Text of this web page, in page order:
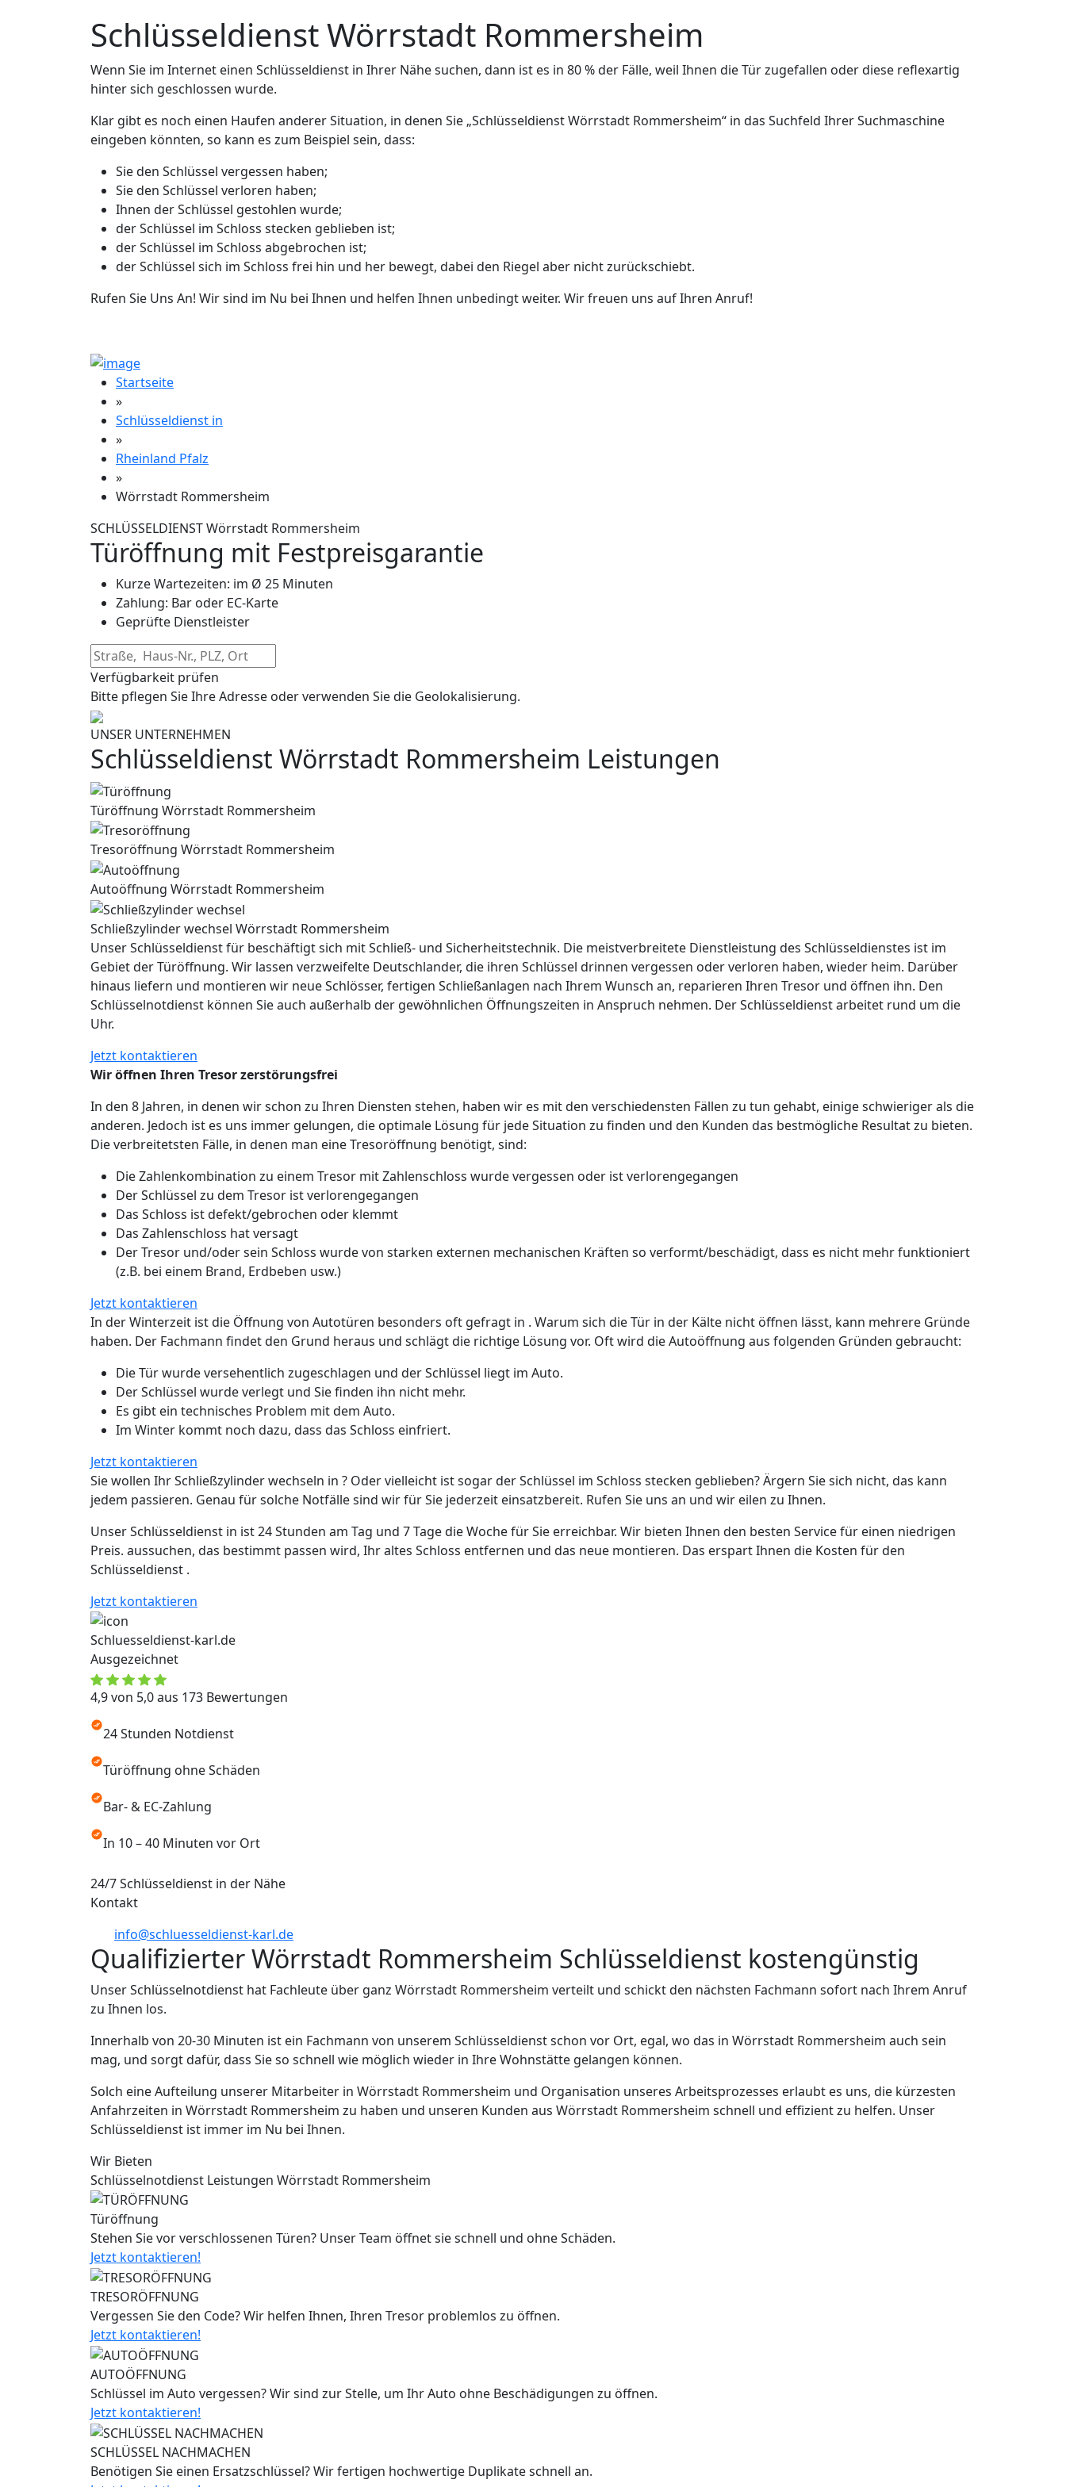
Schlüsseldienst Wörrstadt Rommersheim
Wenn Sie im Internet einen Schlüsseldienst in Ihrer Nähe suchen, dann ist es in 80 % der Fälle, weil Ihnen die Tür zugefallen oder diese reflexartig
hinter sich geschlossen wurde.
Klar gibt es noch einen Haufen anderer Situation, in denen Sie „Schlüsseldienst Wörrstadt Rommersheim“ in das Suchfeld Ihrer Suchmaschine
eingeben könnten, so kann es zum Beispiel sein, dass:
Sie den Schlüssel vergessen haben;
Sie den Schlüssel verloren haben;
Ihnen der Schlüssel gestohlen wurde;
der Schlüssel im Schloss stecken geblieben ist;
der Schlüssel im Schloss abgebrochen ist;
der Schlüssel sich im Schloss frei hin und her bewegt, dabei den Riegel aber nicht zurückschiebt.
Rufen Sie Uns An! Wir sind im Nu bei Ihnen und helfen Ihnen unbedingt weiter. Wir freuen uns auf Ihren Anruf!
Startseite
»
Schlüsseldienst in
»
Rheinland Pfalz
»
Wörrstadt Rommersheim
SCHLÜSSELDIENST Wörrstadt Rommersheim
Türöffnung mit Festpreisgarantie
Kurze Wartezeiten: im Ø 25 Minuten
Zahlung: Bar oder EC-Karte
Geprüfte Dienstleister
Verfügbarkeit prüfen
Bitte pflegen Sie Ihre Adresse oder verwenden Sie die Geolokalisierung.
UNSER UNTERNEHMEN
Schlüsseldienst Wörrstadt Rommersheim Leistungen
Türöffnung Wörrstadt Rommersheim
Tresoröffnung Wörrstadt Rommersheim
Autoöffnung Wörrstadt Rommersheim
Schließzylinder wechsel Wörrstadt Rommersheim
Unser Schlüsseldienst für beschäftigt sich mit Schließ- und Sicherheitstechnik. Die meistverbreitete Dienstleistung des Schlüsseldienstes ist im
Gebiet der Türöffnung. Wir lassen verzweifelte Deutschlander, die ihren Schlüssel drinnen vergessen oder verloren haben, wieder heim. Darüber
hinaus liefern und montieren wir neue Schlösser, fertigen Schließanlagen nach Ihrem Wunsch an, reparieren Ihren Tresor und öffnen ihn. Den
Schlüsselnotdienst können Sie auch außerhalb der gewöhnlichen Öffnungszeiten in Anspruch nehmen. Der Schlüsseldienst arbeitet rund um die
Uhr.
Jetzt kontaktieren
Wir öffnen Ihren Tresor zerstörungsfrei
In den 8 Jahren, in denen wir schon zu Ihren Diensten stehen, haben wir es mit den verschiedensten Fällen zu tun gehabt, einige schwieriger als die
anderen. Jedoch ist es uns immer gelungen, die optimale Lösung für jede Situation zu finden und den Kunden das bestmögliche Resultat zu bieten.
Die verbreitetsten Fälle, in denen man eine Tresoröffnung benötigt, sind:
Die Zahlenkombination zu einem Tresor mit Zahlenschloss wurde vergessen oder ist verlorengegangen
Der Schlüssel zu dem Tresor ist verlorengegangen
Das Schloss ist defekt/gebrochen oder klemmt
Das Zahlenschloss hat versagt
Der Tresor und/oder sein Schloss wurde von starken externen mechanischen Kräften so verformt/beschädigt, dass es nicht mehr funktioniert
(z.B. bei einem Brand, Erdbeben usw.)
Jetzt kontaktieren
In der Winterzeit ist die Öffnung von Autotüren besonders oft gefragt in . Warum sich die Tür in der Kälte nicht öffnen lässt, kann mehrere Gründe
haben. Der Fachmann findet den Grund heraus und schlägt die richtige Lösung vor. Oft wird die Autoöffnung aus folgenden Gründen gebraucht:
Die Tür wurde versehentlich zugeschlagen und der Schlüssel liegt im Auto.
Der Schlüssel wurde verlegt und Sie finden ihn nicht mehr.
Es gibt ein technisches Problem mit dem Auto.
Im Winter kommt noch dazu, dass das Schloss einfriert.
Jetzt kontaktieren
Sie wollen Ihr Schließzylinder wechseln in ? Oder vielleicht ist sogar der Schlüssel im Schloss stecken geblieben? Ärgern Sie sich nicht, das kann
jedem passieren. Genau für solche Notfälle sind wir für Sie jederzeit einsatzbereit. Rufen Sie uns an und wir eilen zu Ihnen.
Unser Schlüsseldienst in ist 24 Stunden am Tag und 7 Tage die Woche für Sie erreichbar. Wir bieten Ihnen den besten Service für einen niedrigen
Preis. aussuchen, das bestimmt passen wird, Ihr altes Schloss entfernen und das neue montieren. Das erspart Ihnen die Kosten für den
Schlüsseldienst .
Jetzt kontaktieren
Schluesseldienst-karl.de
Ausgezeichnet
4,9 von 5,0 aus 173 Bewertungen
24 Stunden Notdienst
Türöffnung ohne Schäden
Bar- & EC-Zahlung
In 10 – 40 Minuten vor Ort
24/7 Schlüsseldienst in der Nähe
Kontakt
info@schluesseldienst-karl.de
Qualifizierter Wörrstadt Rommersheim Schlüsseldienst kostengünstig
Unser Schlüsselnotdienst hat Fachleute über ganz Wörrstadt Rommersheim verteilt und schickt den nächsten Fachmann sofort nach Ihrem Anruf
zu Ihnen los.
Innerhalb von 20-30 Minuten ist ein Fachmann von unserem Schlüsseldienst schon vor Ort, egal, wo das in Wörrstadt Rommersheim auch sein
mag, und sorgt dafür, dass Sie so schnell wie möglich wieder in Ihre Wohnstätte gelangen können.
Solch eine Aufteilung unserer Mitarbeiter in Wörrstadt Rommersheim und Organisation unseres Arbeitsprozesses erlaubt es uns, die kürzesten
Anfahrzeiten in Wörrstadt Rommersheim zu haben und unseren Kunden aus Wörrstadt Rommersheim schnell und effizient zu helfen. Unser
Schlüsseldienst ist immer im Nu bei Ihnen.
Wir Bieten
Schlüsselnotdienst Leistungen Wörrstadt Rommersheim
Türöffnung
Stehen Sie vor verschlossenen Türen? Unser Team öffnet sie schnell und ohne Schäden.
Jetzt kontaktieren!
TRESORÖFFNUNG
Vergessen Sie den Code? Wir helfen Ihnen, Ihren Tresor problemlos zu öffnen.
Jetzt kontaktieren!
AUTOÖFFNUNG
Schlüssel im Auto vergessen? Wir sind zur Stelle, um Ihr Auto ohne Beschädigungen zu öffnen.
Jetzt kontaktieren!
SCHLÜSSEL NACHMACHEN
Benötigen Sie einen Ersatzschlüssel? Wir fertigen hochwertige Duplikate schnell an.